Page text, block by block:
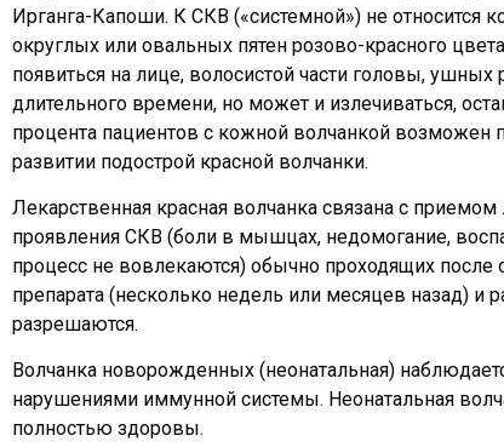
Ирганга-Капоши. К СКВ («системной») не относится
округлых или овальных пятен розово-красного
появиться на лице, волосистой части головы, ушных
длительного времени, но может и излечиваться,
процента пациентов с кожной волчанкой возможен
развитии подострой красной волчанки.
Лекарственная красная волчанка связана с
проявления СКВ (боли в мышцах, недомогание,
процесс не вовлекаются) обычно проходящих
препарата (несколько недель или месяцев назад)
разрешаются.
Волчанка новорожденных (неонатальная)
нарушениями иммунной системы. Неонатальная
полностью здоровы.